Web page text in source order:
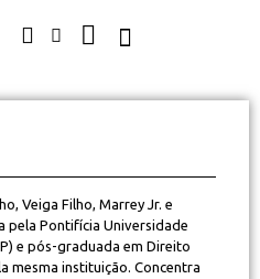
Veiga Filho, Marrey Jr. e
Pontifícia Universidade
e pós-graduada em Direito
mesma instituição. Concentra